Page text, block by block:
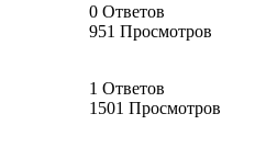
0 Ответов
951 Просмотров
1 Ответов
1501 Просмотров